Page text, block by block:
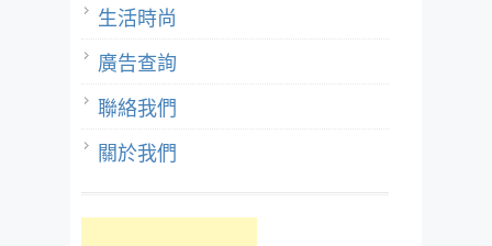
生活時尚
廣告查詢
聯絡我們
關於我們